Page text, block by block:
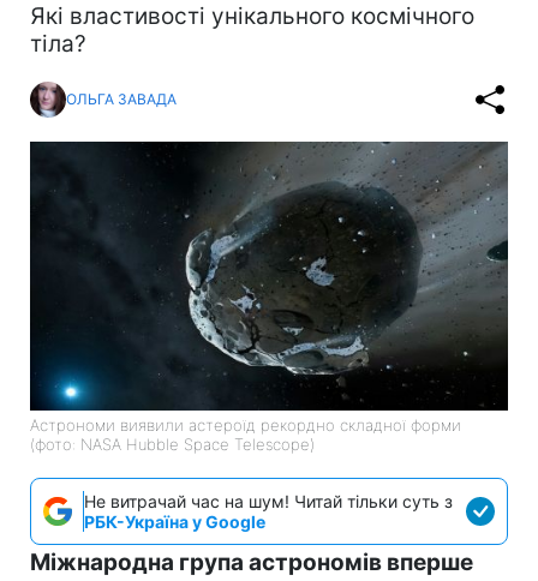
Які властивості унікального космічного
тіла?
ОЛЬГА ЗАВАДА
Астрономи виявили астероїд рекордно складної форми
(фото: NASA Hubble Space Telescope)
Не витрачай час на шум! Читай тільки суть з
РБК-Україна у Google
Міжнародна група астрономів вперше